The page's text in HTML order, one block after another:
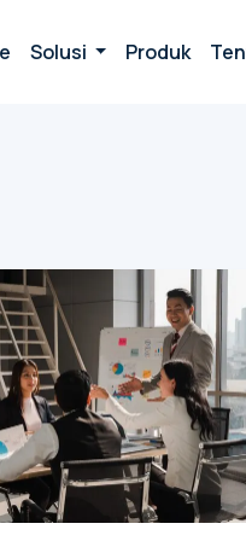
Solusi Produk